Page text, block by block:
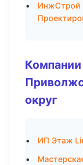
ИнжСтрой
Компании
округ
ИП Этаж